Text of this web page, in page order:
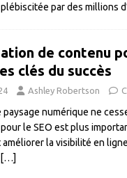
par des millions
de contenu
clés du succès
Ashley Robertson
numérique ne
le SEO est plus
la visibilité en
[…]